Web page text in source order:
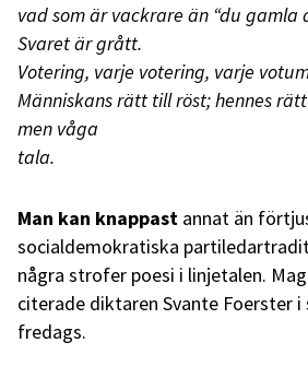
vad som är vackrare än “du gamla
Svaret är grått.
Votering, varje votering, varje
Människans rätt till röst; hennes
men våga
tala.
Man kan knappast annat än
socialdemokratiska
några strofer poesi i linjetalen.
citerade diktaren Svante Foerster
fredags.